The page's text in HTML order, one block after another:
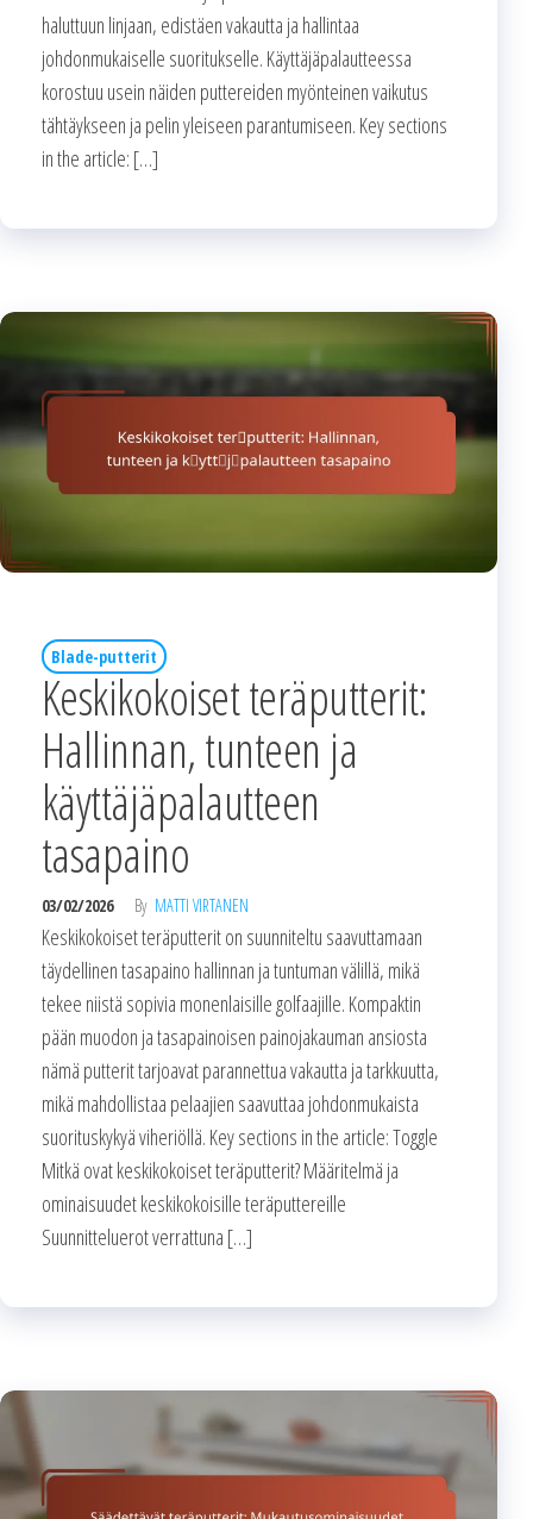
haluttuun linjaan, edistäen vakautta ja hallintaa
johdonmukaiselle suoritukselle. Käyttäjäpalautteessa
korostuu usein näiden puttereiden myönteinen vaikutus
tähtäykseen ja pelin yleiseen parantumiseen. Key sections
in the article: […]
Blade-putterit
Keskikokoiset teräputterit:
Hallinnan, tunteen ja
käyttäjäpalautteen
tasapaino
03/02/2026 By MATTI VIRTANEN
Keskikokoiset teräputterit on suunniteltu saavuttamaan
täydellinen tasapaino hallinnan ja tuntuman välillä, mikä
tekee niistä sopivia monenlaisille golfaajille. Kompaktin
pään muodon ja tasapainoisen painojakauman ansiosta
nämä putterit tarjoavat parannettua vakautta ja tarkkuutta,
mikä mahdollistaa pelaajien saavuttaa johdonmukaista
suorituskykyä viheriöllä. Key sections in the article: Toggle
Mitkä ovat keskikokoiset teräputterit? Määritelmä ja
ominaisuudet keskikokoisille teräputtereille
Suunnitteluerot verrattuna […]